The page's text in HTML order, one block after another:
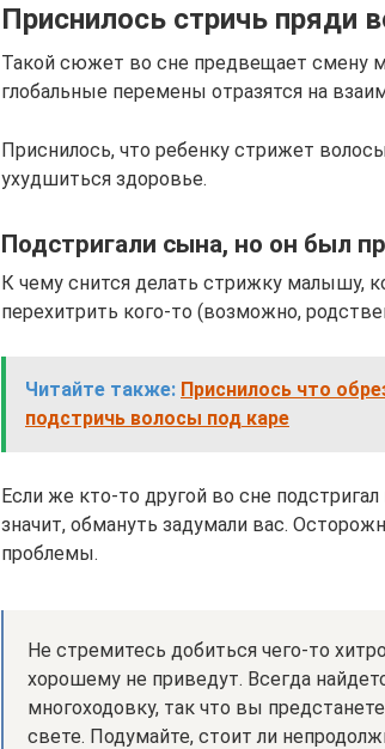
Приснилось стричь пряди
Такой сюжет во сне предвещает смену
глобальные перемены отразятся на
Приснилось, что ребенку стрижет
ухудшиться здоровье.
Подстригали сына, но он был
К чему снится делать стрижку малышу,
перехитрить кого-то (возможно,
Читайте также: Приснилось что
подстричь волосы под каре
Если же кто-то другой во сне
значит, обмануть задумали вас.
проблемы.
Не стремитесь добиться чего-то
хорошему не приведут. Всегда
многоходовку, так что вы
свете. Подумайте, стоит ли